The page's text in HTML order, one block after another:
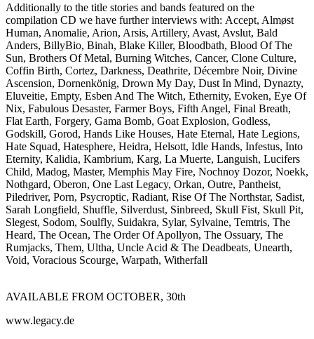
Additionally to the title stories and bands featured on the
compilation CD we have further interviews with: Accept, Almøst
Human, Anomalie, Arion, Arsis, Artillery, Avast, Avslut, Bald
Anders, BillyBio, Binah, Blake Killer, Bloodbath, Blood Of The
Sun, Brothers Of Metal, Burning Witches, Cancer, Clone Culture,
Coffin Birth, Cortez, Darkness, Deathrite, Décembre Noir, Divine
Ascension, Dornenkönig, Drown My Day, Dust In Mind, Dynazty,
Eluveitie, Empty, Esben And The Witch, Ethernity, Evoken, Eye Of
Nix, Fabulous Desaster, Farmer Boys, Fifth Angel, Final Breath,
Flat Earth, Forgery, Gama Bomb, Goat Explosion, Godless,
Godskill, Gorod, Hands Like Houses, Hate Eternal, Hate Legions,
Hate Squad, Hatesphere, Heidra, Helsott, Idle Hands, Infestus, Into
Eternity, Kalidia, Kambrium, Karg, La Muerte, Languish, Lucifers
Child, Madog, Master, Memphis May Fire, Nochnoy Dozor, Noekk,
Nothgard, Oberon, One Last Legacy, Orkan, Outre, Pantheist,
Piledriver, Porn, Psycroptic, Radiant, Rise Of The Northstar, Sadist,
Sarah Longfield, Shuffle, Silverdust, Sinbreed, Skull Fist, Skull Pit,
Slegest, Sodom, Soulfly, Suidakra, Sylar, Sylvaine, Temtris, The
Heard, The Ocean, The Order Of Apollyon, The Ossuary, The
Rumjacks, Them, Ultha, Uncle Acid & The Deadbeats, Unearth,
Void, Voracious Scourge, Warpath, Witherfall
AVAILABLE FROM OCTOBER, 30th
www.legacy.de